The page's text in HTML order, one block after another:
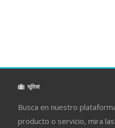
ভূমিকা
Busca en nuestro
producto o servicio, mira